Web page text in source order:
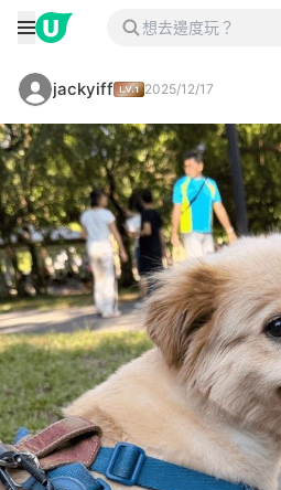
jackyiff 2025/12/17